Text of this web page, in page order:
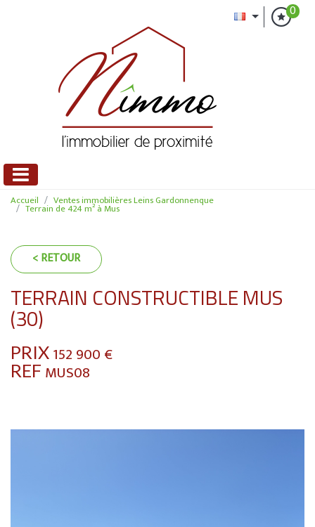
0
Accueil Ventes immobilières Leins Gardonnenque
Terrain de 424 m² à Mus
< RETOUR
TERRAIN CONSTRUCTIBLE MUS
(30)
PRIX 152 900 €
REF MUS08